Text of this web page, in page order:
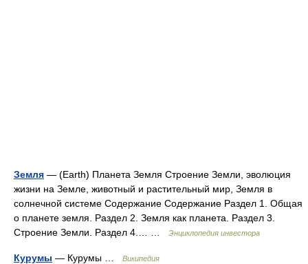
Земля — (Earth) Планета Земля Строение Земли, эволюция
жизни на Земле, животный и растительный мир, Земля в
солнечной системе Содержание Содержание Раздел 1. Общая
о планете земля. Раздел 2. Земля как планета. Раздел 3.
Строение Земли. Раздел 4.… …
Энциклопедия инвестора
Курумы — Курумы … Википедия